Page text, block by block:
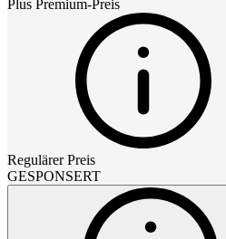
Plus Premium-Preis
Regulärer Preis
GESPONSERT